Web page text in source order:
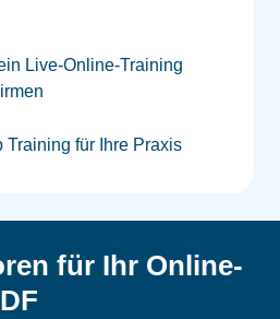
Training für Ihre Praxis
für Ihr Online-